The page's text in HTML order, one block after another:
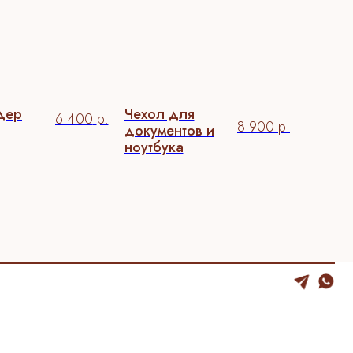
6 400 р.
Чехол для
документов и
ноутбука
8 900 р.